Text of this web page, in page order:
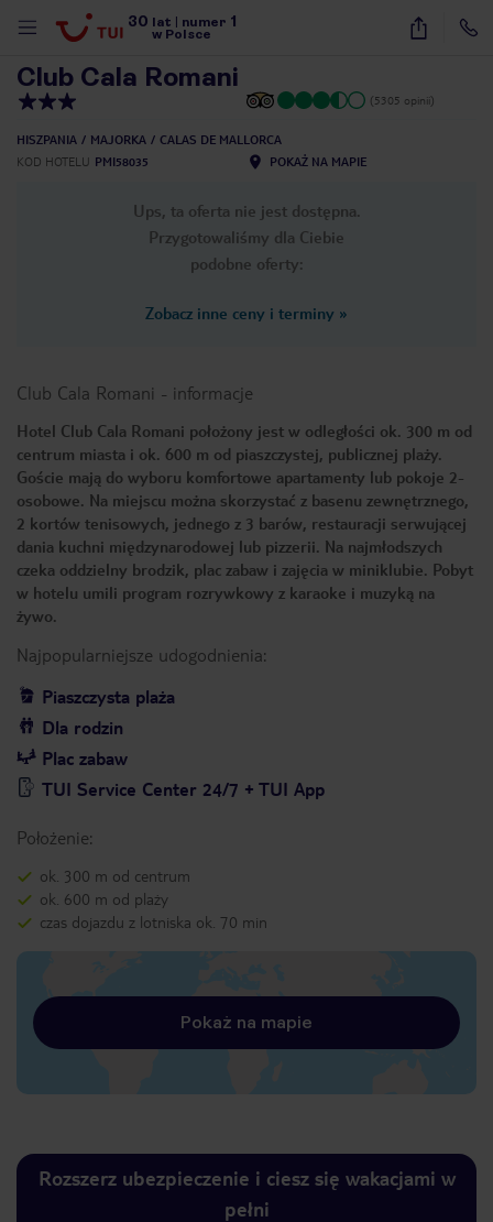
30 lat numer 1
w Polsce
32
Club Cala Romani
(5305 opinii)
HISZPANIA MAJORKA
CALAS DE MALLORCA
KOD HOTELU PMI58035 POKAŻ NA MAPIE
Ups, ta oferta nie jest dostępna.
Przygotowaliśmy dla Ciebie
podobne oferty:
Zobacz inne ceny i terminy »
Club Cala Romani - informacje
Hotel Club Cala Romani położony jest w odległości ok. 300 m od
centrum miasta i ok. 600 m od piaszczystej, publicznej plaży.
Goście mają do wyboru komfortowe apartamenty lub pokoje 2-
osobowe. Na miejscu można skorzystać z basenu zewnętrznego,
2 kortów tenisowych, jednego z 3 barów, restauracji serwującej
dania kuchni międzynarodowej lub pizzerii. Na najmłodszych
czeka oddzielny brodzik, plac zabaw i zajęcia w miniklubie. Pobyt
w hotelu umili program rozrywkowy z karaoke i muzyką na
żywo.
Najpopularniejsze udogodnienia:
Piaszczysta plaża
Dla rodzin
Plac zabaw
TUI Service Center 24/7 + TUI App
Położenie:
ok. 300 m od centrum
ok. 600 m od plaży
czas dojazdu z lotniska ok. 70 min
Pokaż na mapie
Rozszerz ubezpieczenie i ciesz się wakacjami w
pełni